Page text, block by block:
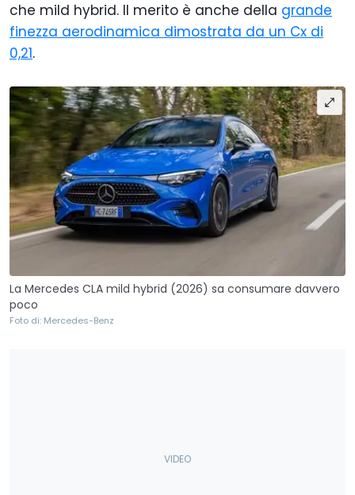
che mild hybrid. Il merito è anche della grande
finezza aerodinamica dimostrata da un Cx di
0,21.
La Mercedes CLA mild hybrid (2026) sa consumare davvero
poco
Foto di: Mercedes-Benz